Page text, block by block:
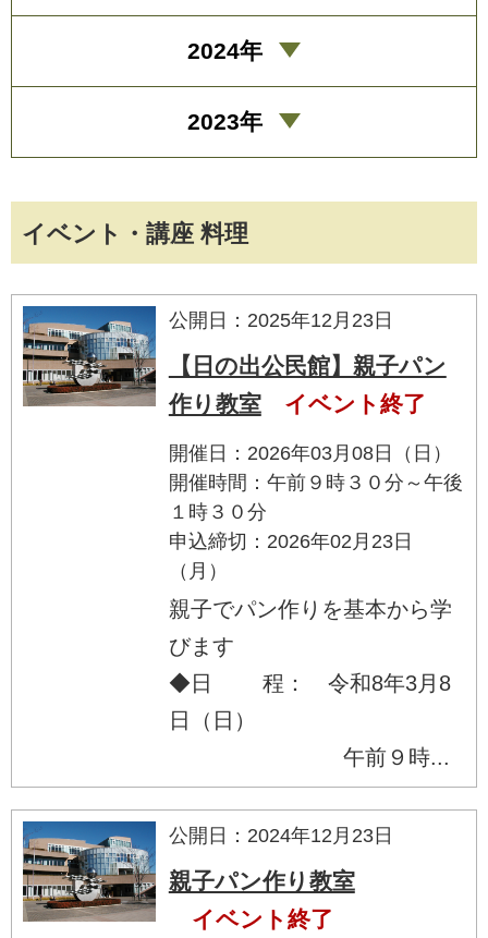
イベント・講座 料理
公開日：2025年12月23日
【日の出公民館】親子パン
作り教室
イベント終了
開催日：2026年03月08日（日）
開催時間：午前９時３０分～午後
１時３０分
申込締切：2026年02月23日
（月）
親子でパン作りを基本から学
びます
◆日 程： 令和8年3月8
日（日）
午前９時...
公開日：2024年12月23日
親子パン作り教室
イベント終了
2024年
2023年